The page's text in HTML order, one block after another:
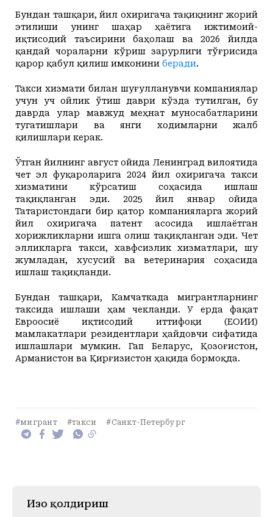
Бундан ташқари, йил охиригача тақиқнинг жорий
этилиши унинг шаҳар ҳаётига ижтимоий-
иқтисодий таъсирини баҳолаш ва 2026 йилда
қандай чораларни кўриш зарурлиги тўғрисида
қарор қабул қилиш имконини беради.
Такси хизмати билан шуғулланувчи компаниялар
учун уч ойлик ўтиш даври кўзда тутилган, бу
даврда улар мавжуд меҳнат муносабатларини
тугатишлари ва янги ходимларни жалб
қилишлари керак.
Ўтган йилнинг август ойида Ленинград вилоятида
чет эл фуқароларига 2024 йил охиригача такси
хизматини кўрсатиш соҳасида ишлаш
тақиқланган эди. 2025 йил январ ойида
Татаристондаги бир қатор компанияларга жорий
йил охиригача патент асосида ишлаётган
хорижликларни ишга олиш тақиқланган эди. Чет
элликларга такси, хавфсизлик хизматлари, шу
жумладан, хусусий ва ветеринария соҳасида
ишлаш тақиқланди.
Бундан ташқари, Камчаткада мигрантларнинг
таксида ишлаши ҳам чекланди. У ерда фақат
Евроосиё иқтисодий иттифоқи (ЕОИИ)
мамлакатлари резидентлари ҳайдовчи сифатида
ишлашлари мумкин. Гап Беларус, Қозоғистон,
Арманистон ва Қирғизистон ҳақида бормоқда.
#мигрант #такси #Санкт-Петербург
Изоҳ қолдириш